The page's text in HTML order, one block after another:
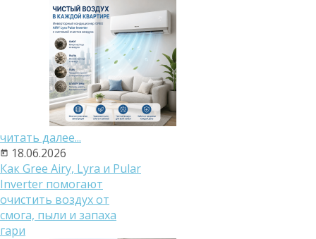
читать далее...
18.06.2026
Как Gree Airy, Lyra и Pular
Inverter помогают
очистить воздух от
смога, пыли и запаха
гари